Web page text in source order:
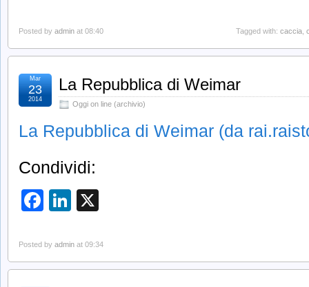
Posted by admin at 08:40 Tagged with: caccia
La Repubblica di Weimar
Oggi on line (archivio)
Mar
23
2014
La Repubblica di Weimar (da
Condividi:
Facebook
LinkedIn
Posted by admin at 09:34